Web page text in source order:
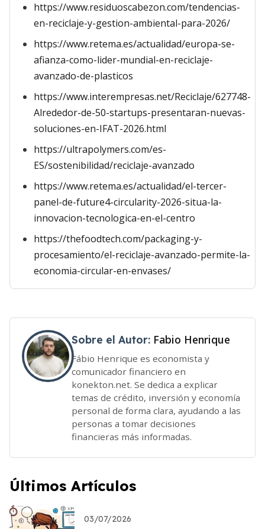
https://www.residuoscabezon.com/tendencias-
en-reciclaje-y-gestion-ambiental-para-2026/
https://www.retema.es/actualidad/europa-se-
afianza-como-lider-mundial-en-reciclaje-
avanzado-de-plasticos
https://www.interempresas.net/Reciclaje/627748-
Alrededor-de-50-startups-presentaran-nuevas-
soluciones-en-IFAT-2026.html
https://ultrapolymers.com/es-
ES/sostenibilidad/reciclaje-avanzado
https://www.retema.es/actualidad/el-tercer-
panel-de-future4-circularity-2026-situa-la-
innovacion-tecnologica-en-el-centro
https://thefoodtech.com/packaging-y-
procesamiento/el-reciclaje-avanzado-permite-la-
economia-circular-en-envases/
Sobre el Autor: Fabio Henrique
Fábio Henrique es economista y
comunicador financiero en
konekton.net. Se dedica a explicar
temas de crédito, inversión y economía
personal de forma clara, ayudando a las
personas a tomar decisiones
financieras más informadas.
Últimos Artículos
03/07/2026